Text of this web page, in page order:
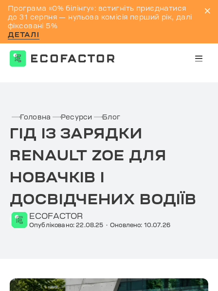
Програма «0% білінгу»: встигніть приєднатися
до 31 серпня — нульова комісія перший рік, далі
фіксовані 5%
ДЕТАЛІ
Головна Ресурси Блог
ГІД ІЗ ЗАРЯДКИ
RENAULT ZOE ДЛЯ
НОВАЧКІВ І
ДОСВІДЧЕНИХ ВОДІЇВ
ECOFACTOR
Опубліковано: 22.08.25 · Оновлено: 10.07.26